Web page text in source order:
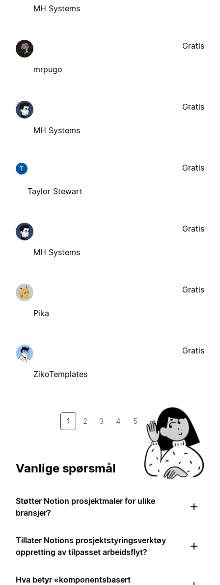
MH Systems
mrpugo
Gratis
MH Systems
Gratis
T
Taylor Stewart
Gratis
MH Systems
Gratis
Pika
Gratis
ZikoTemplates
Gratis
1 2 3 4 5 →
Vanlige spørsmål
Støtter Notion prosjektmaler for ulike
bransjer?
Tillater Notions prosjektstyringsverktøy
oppretting av tilpasset arbeidsflyt?
Hva betyr «komponentsbasert